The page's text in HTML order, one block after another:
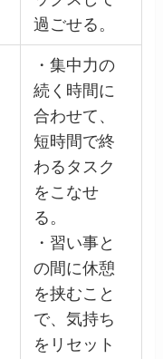
過ごせる。
・集中力の
続く時間に
合わせて、
短時間で終
わるタスク
をこなせ
る。
・習い事と
の間に休憩
を挟むこと
で、気持ち
をリセット